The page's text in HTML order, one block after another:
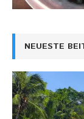
NEUESTE